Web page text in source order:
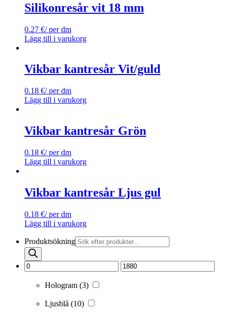
Silikonresår vit 18 mm
0.27 €/ per dm
Lägg till i varukorg
Vikbar kantresår Vit/guld
0.18 €/ per dm
Lägg till i varukorg
Vikbar kantresår Grön
0.18 €/ per dm
Lägg till i varukorg
Vikbar kantresår Ljus gul
0.18 €/ per dm
Lägg till i varukorg
Produktsökning
Hologram (3)
Ljusblå (10)